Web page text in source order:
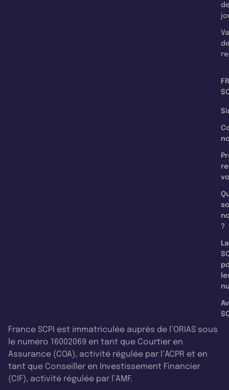
?
La
France SCPI est immatriculée auprès de l’ORIAS sous
le numéro 16002069 en tant que Courtier en
Assurance (COA), activité régulée par l’ACPR et en
tant que Conseiller en Investissement Financier
(CIF), activité régulée par l’AMF.